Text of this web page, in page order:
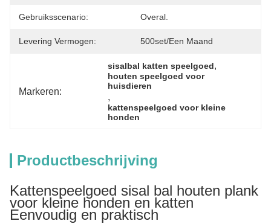
Gebruiksscenario: Overal.
Levering Vermogen: 500set/een Maand
Markeren:
sisalbal katten speelgoed,
houten speelgoed voor
huisdieren
,
kattenspeelgoed voor kleine
honden
Productbeschrijving
Kattenspeelgoed sisal bal houten plank
voor kleine honden en katten
Eenvoudig en praktisch